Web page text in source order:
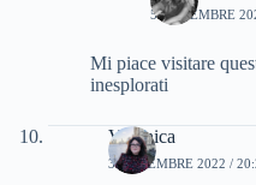
5 NOVEMBRE
Mi piace visitare
inesplorati
Veronica
3 NOVEMBRE 2022 /